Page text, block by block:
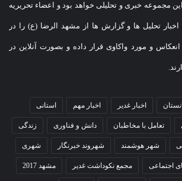
مجموعه خبری و تحلیلی خواهد بود و اعضاء تحریریه
تحلیل ها و گزارش ها از مشهد الرضا (ع) را در
و مورد واکاوی قرار داده و بصورت آنلاین در
اخبار غدیر اخبار مهم استانی
تعامل با مخاطبان دانش و فناوری زندگی
شهر هوشمند شهروند خبرنگار شهری
اجتماعی مجمع نکوداشت غدیر مشهد 2017